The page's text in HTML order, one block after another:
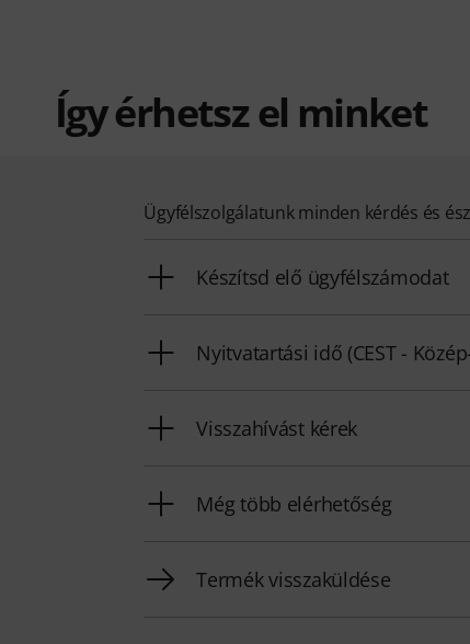
Így érhetsz el minket
Ügyfélszolgálatunk minden kérdés és
Készítsd elő ügyfélszámodat
Nyitvatartási idő (CEST -
Visszahívást kérek
Még több elérhetőség
Termék visszaküldése